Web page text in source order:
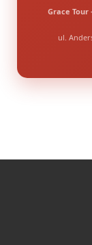
Grace Tour
ul.